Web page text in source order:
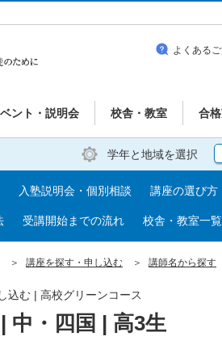
ント・説明会 校舎・教室 合
よくある
学年と地域を選択
入塾説明会・個別相談 講座の選び方
受講開始までの流れ 校舎・教室一覧
講座を探す・申し込む 講師名から探す
中・四国 | 高3生
込む | 高校グリーンコース